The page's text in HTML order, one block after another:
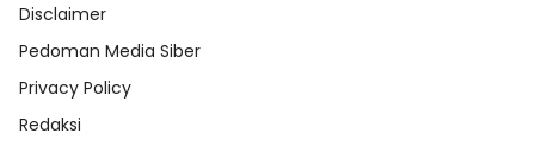
Disclaimer
Pedoman Media Siber
Privacy Policy
Redaksi